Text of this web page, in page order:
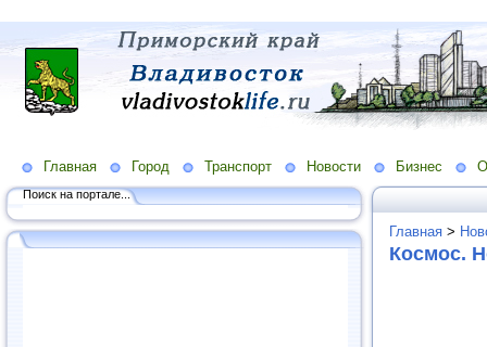
Главная Город Транспорт Новости Бизнес
Поиск на портале...
Главная >
Космос.